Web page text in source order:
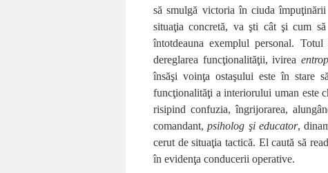
să smulgă victoria în ciuda
situaţia concretă, va şti cât şi cum
întotdeauna exemplul personal.
dereglarea funcţionalităţii, ivirea
însăşi voinţa ostaşului este în stare
funcţionalităţi a interiorului uman este
risipind confuzia, îngrijorarea,
comandant,psiholog şi educator,
cerut de situaţia tactică. El caută să
în evidenţa conducerii operative.